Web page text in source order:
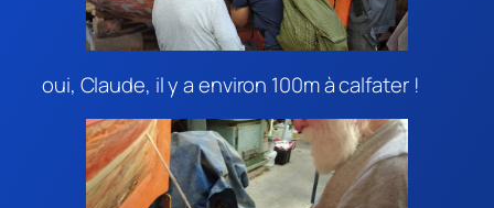
oui, Claude, il y a environ 100m à calfater !